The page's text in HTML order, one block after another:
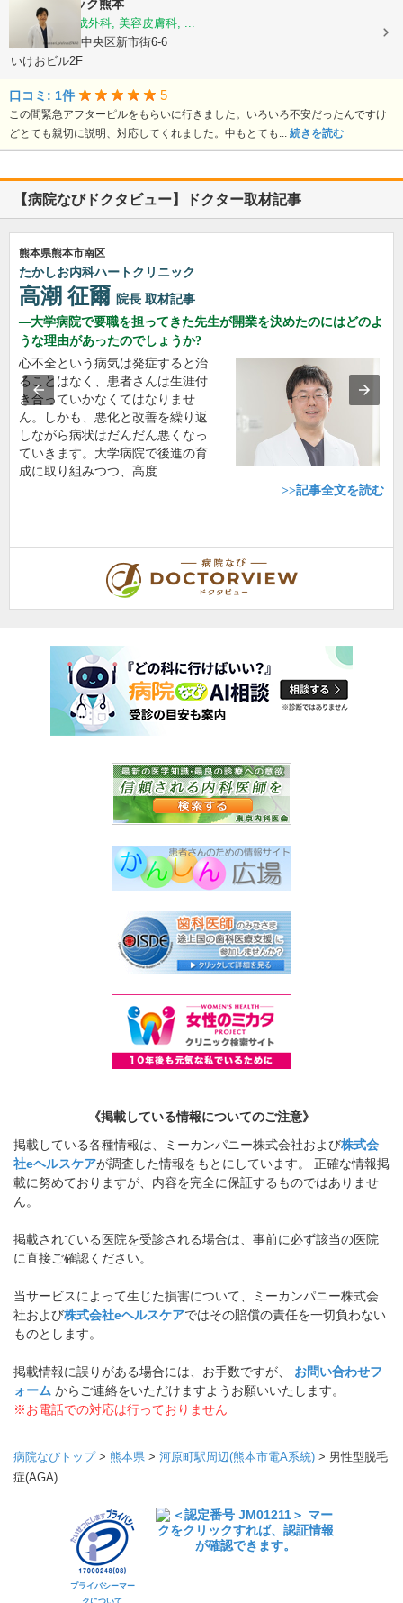
かじクリニック熊本
美容外科, 形成外科, 美容皮膚科, ...
熊本県熊本市中央区新市街6-6
いけおビル2F
口コミ: 1件 5
この間緊急アフターピルをもらいに行きました。いろいろ不安だったんですけ
どとても親切に説明、対応してくれました。中もとても... 続きを読む
【病院なびドクタビュー】ドクター取材記事
熊本県熊本市南区
たかしお内科ハートクリニック
高潮 征爾 院長 取材記事
大学病院で要職を担ってきた先生が開業を決めたのにはどのよ
うな理由があったのでしょうか?
心不全という病気は発症すると治
ることはなく、患者さんは生涯付
き合っていかなくてはなりませ
ん。しかも、悪化と改善を繰り返
しながら病状はだんだん悪くなっ
ていきます。大学病院で後進の育
成に取り組みつつ、高度…
>>記事全文を読む
《掲載している情報についてのご注意》
掲載している各種情報は、ミーカンパニー株式会社および株式会
社eヘルスケアが調査した情報をもとにしています。 正確な情報掲
載に努めておりますが、内容を完全に保証するものではありませ
ん。
掲載されている医院を受診される場合は、事前に必ず該当の医院
に直接ご確認ください。
当サービスによって生じた損害について、ミーカンパニー株式会
社および株式会社eヘルスケアではその賠償の責任を一切負わない
ものとします。
掲載情報に誤りがある場合には、お手数ですが、 お問い合わせフ
ォーム からご連絡をいただけますようお願いいたします。
※お電話での対応は行っておりません
病院なびトップ> 熊本県 > 河原町駅周辺(熊本市電A系統) > 男性型脱毛
症(AGA)
プライバシーマー
クについて